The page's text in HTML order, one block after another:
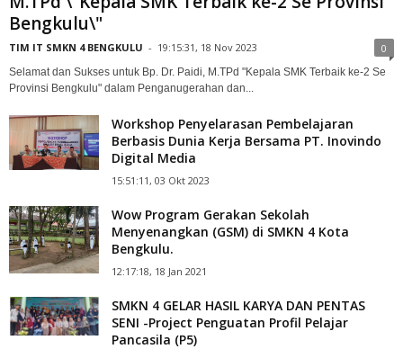
Bengkulu\"
TIM IT SMKN 4 BENGKULU - 19:15:31, 18 Nov 2023 0
Selamat dan Sukses untuk Bp. Dr. Paidi, M.TPd "Kepala SMK Terbaik ke-2 Se
Provinsi Bengkulu" dalam Penganugerahan dan...
Workshop Penyelarasan Pembelajaran
Berbasis Dunia Kerja Bersama PT. Inovindo
Digital Media
15:51:11, 03 Okt 2023
Wow Program Gerakan Sekolah
Menyenangkan (GSM) di SMKN 4 Kota
Bengkulu.
12:17:18, 18 Jan 2021
SMKN 4 GELAR HASIL KARYA DAN PENTAS
SENI -Project Penguatan Profil Pelajar
Pancasila (P5)